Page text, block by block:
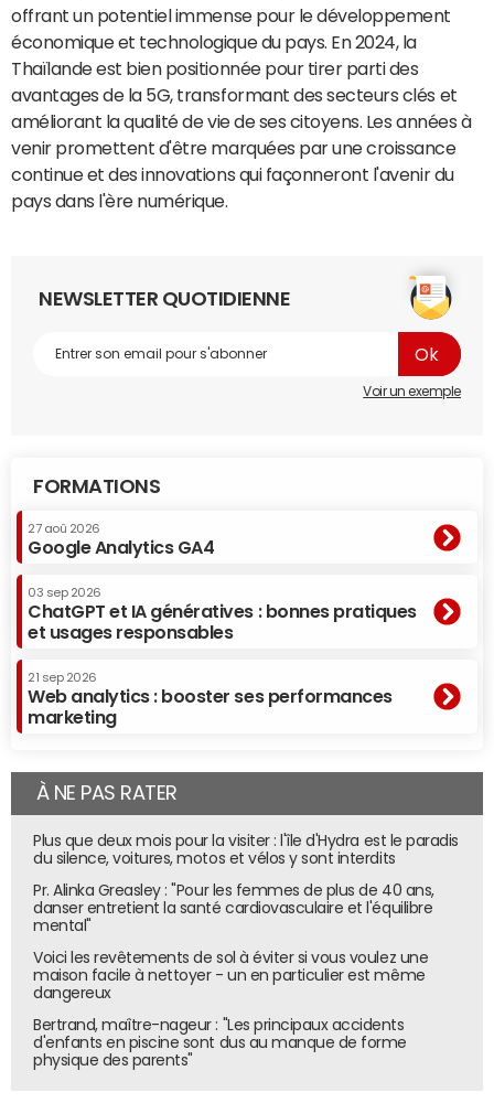
offrant un potentiel immense pour le développement
économique et technologique du pays. En 2024, la
Thaïlande est bien positionnée pour tirer parti des
avantages de la 5G, transformant des secteurs clés et
améliorant la qualité de vie de ses citoyens. Les années à
venir promettent d'être marquées par une croissance
continue et des innovations qui façonneront l'avenir du
pays dans l'ère numérique.
NEWSLETTER QUOTIDIENNE
Voir un exemple
FORMATIONS
27 aoû 2026
Google Analytics GA4
03 sep 2026
ChatGPT et IA génératives : bonnes pratiques
et usages responsables
21 sep 2026
Web analytics : booster ses performances
marketing
À NE PAS RATER
Plus que deux mois pour la visiter : l'île d'Hydra est le paradis
du silence, voitures, motos et vélos y sont interdits
Pr. Alinka Greasley : "Pour les femmes de plus de 40 ans,
danser entretient la santé cardiovasculaire et l'équilibre
mental"
Voici les revêtements de sol à éviter si vous voulez une
maison facile à nettoyer - un en particulier est même
dangereux
Bertrand, maître-nageur : "Les principaux accidents
d'enfants en piscine sont dus au manque de forme
physique des parents"